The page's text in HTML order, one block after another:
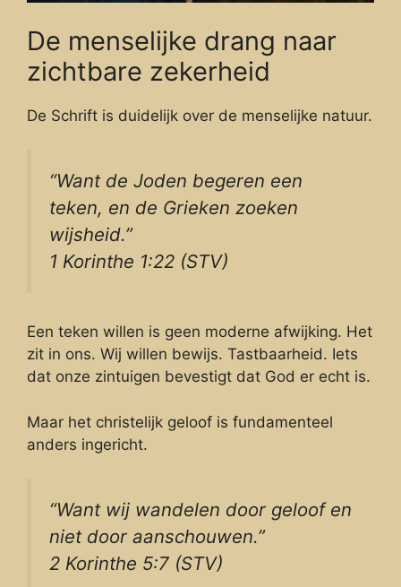
De menselijke drang naar
zichtbare zekerheid
De Schrift is duidelijk over de menselijke natuur.
“Want de Joden begeren een
teken, en de Grieken zoeken
wijsheid.”
1 Korinthe 1:22 (STV)
Een teken willen is geen moderne afwijking. Het
zit in ons. Wij willen bewijs. Tastbaarheid. Iets
dat onze zintuigen bevestigt dat God er echt is.
Maar het christelijk geloof is fundamenteel
anders ingericht.
“Want wij wandelen door geloof en
niet door aanschouwen.”
2 Korinthe 5:7 (STV)